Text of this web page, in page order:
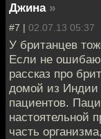
Джина »
#7 | 02.07.13 05:37
У британцев
Если не
рассказ про
домой из Индии
пациентов.
настоятельной
часть